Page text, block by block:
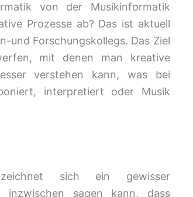
von der Musikinformatik
Prozesse ab? Das ist aktuell
und Forschungskollegs. Das Ziel
mit denen man kreative
verstehen kann, was bei
interpretiert oder Musik
zeichnet sich ein gewisser
inzwischen sagen kann, dass